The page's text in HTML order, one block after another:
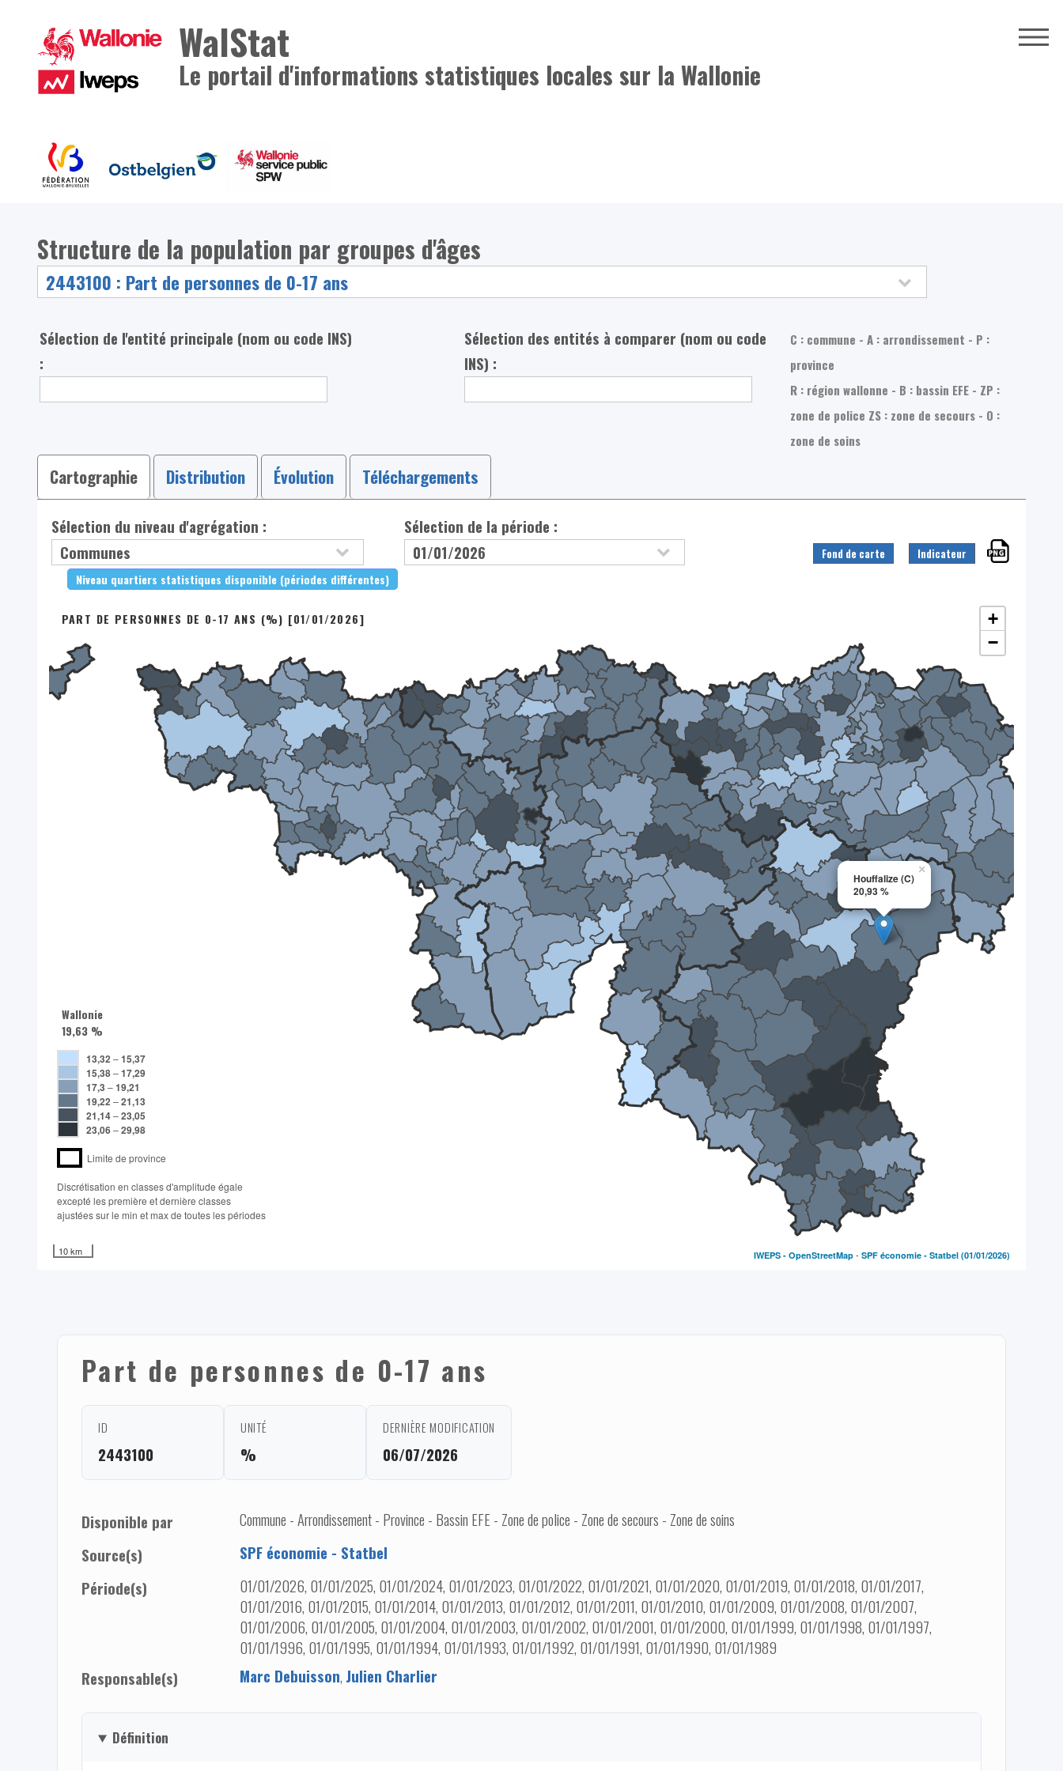
WalStat
Le portail d'informations statistiques locales sur la Wallonie
Structure de la population par groupes d'âges
Sélection de l'entité principale (nom ou code INS)
:
Sélection des entités à comparer (nom ou code
INS) :
C : commune - A : arrondissement - P :
province
R : région wallonne - B : bassin EFE - ZP :
zone de police ZS : zone de secours - O :
zone de soins
Cartographie Distribution Évolution Téléchargements
Sélection du niveau d'agrégation :
Niveau quartiers statistiques disponible (périodes différentes)
Sélection de la période :
Fond de carte Indicateur
Houffalize (C)
20,93 %
×
PART DE PERSONNES DE 0-17 ANS (%) [01/01/2026]
+
−
Wallonie
19,63 %
13,32 –15,37
15,38–17,29
17,3 –19,21
19,22 –21,13
21,14–23,05
23,06–29,98
Limite de province
Discrétisation en classes d'amplitude égale​
excepté les première et dernière classes
ajustées sur le min et max de toutes les périodes
10 km IWEPS -OpenStreetMap -SPF économie - Statbel (01/01/2026)
Part de personnes de 0-17 ans
ID
2443100
UNITÉ
%
DERNIÈRE MODIFICATION
06/07/2026
Disponible par
Commune - Arrondissement - Province - Bassin EFE - Zone de police - Zone de secours - Zone de soins
Source(s)
SPF économie - Statbel
Période(s)
01/01/2026, 01/01/2025, 01/01/2024, 01/01/2023, 01/01/2022, 01/01/2021, 01/01/2020, 01/01/2019, 01/01/2018, 01/01/2017,
01/01/2016, 01/01/2015, 01/01/2014, 01/01/2013, 01/01/2012, 01/01/2011, 01/01/2010, 01/01/2009, 01/01/2008, 01/01/2007,
01/01/2006, 01/01/2005, 01/01/2004, 01/01/2003, 01/01/2002, 01/01/2001, 01/01/2000, 01/01/1999, 01/01/1998, 01/01/1997,
01/01/1996, 01/01/1995, 01/01/1994, 01/01/1993, 01/01/1992, 01/01/1991, 01/01/1990, 01/01/1989
Responsable(s)
Marc Debuisson, Julien Charlier
Définition